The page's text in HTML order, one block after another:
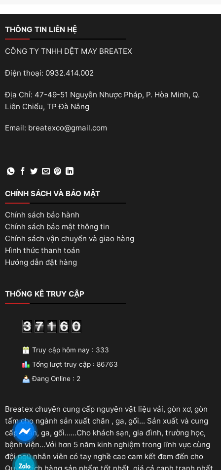
THÔNG TIN LIÊN HỆ
CÔNG TY TNHH DỆT MAY BREATEX
Điện thoại: 0932.414.002
Địa Chỉ: 47-49-51 Nguyễn Nhược Pháp, P. Hòa Minh, Q.
Liên Chiểu, TP Đà Nẵng
Email: breatexco@gmail.com
CHÍNH SÁCH VÀ BẢO MẬT
Chính sách bảo hành
Chính sách bảo mật thông tin
Chính sách vận chuyển và giao hàng
Hình thức thanh toán
Hướng dẫn đặt hàng
THỐNG KÊ TRUY CẬP
Truy cập hôm nay : 333
Tổng lượt truy cập : 86763
Đang Online : 2
Breatex chuyên cung cấp nguyên vật liệu vải, gòn xơ, gòn
tấm cho ngành sản xuất chăn , ga, gối... Sản xuất và cung
cấp chăn, ga, gối……Cho khách sạn, gia đình, trường học,
bệnh viện…Với hơn 5 năm kinh nghiệm trong lĩnh vực cùng
đội ngũ nhân viên có tay nghề cao cam kết đem đến cho